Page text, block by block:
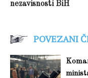
nezavisnosti BiH
POVEZANI